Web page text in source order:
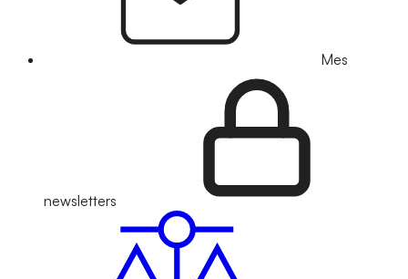
Mes
newsletters